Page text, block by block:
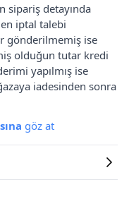
sipariş detayında
iptal talebi
gönderilmemiş ise
olduğun tutar kredi
yapılmış ise
iadesinden sonra
göz at